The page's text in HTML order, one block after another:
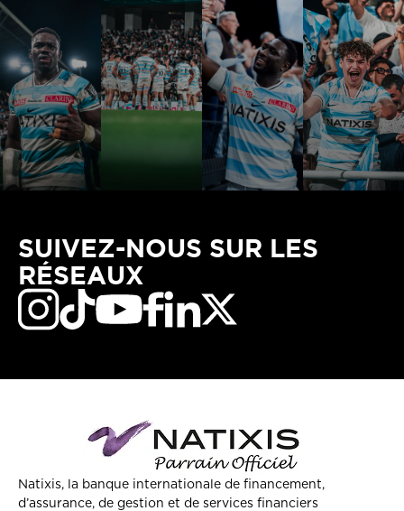
SUIVEZ-NOUS SUR LES
RÉSEAUX
Natixis, la banque internationale de financement,
d’assurance, de gestion et de services financiers